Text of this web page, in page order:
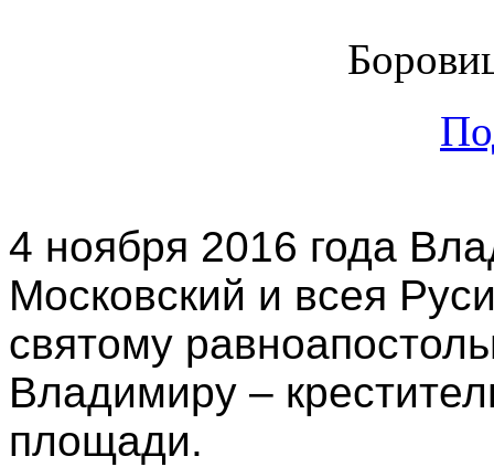
4 ноября 2016 года
Московский и всея
святому
Владимиру –
площади.